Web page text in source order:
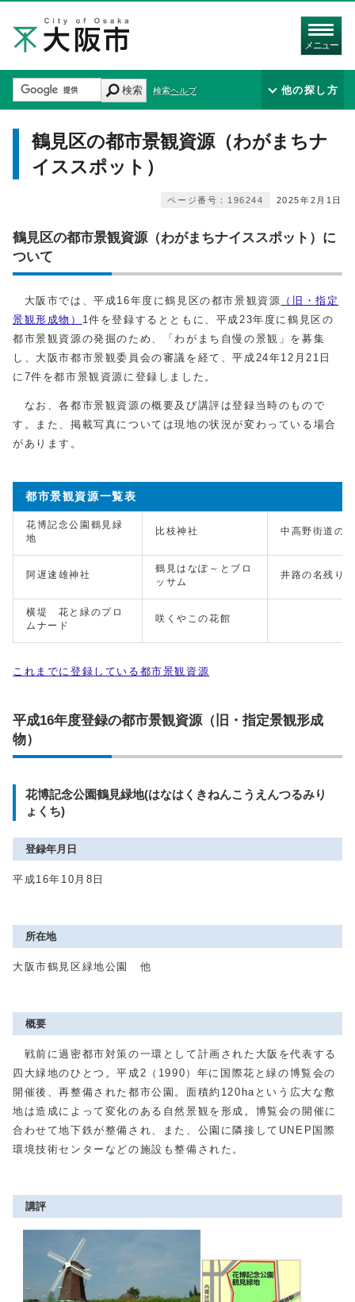
メニュー
検索 検索ヘルプ 他の探し方
鶴見区の都市景観資源（わがまちナ
イススポット）
2025年2月1日
ページ番号：196244
鶴見区の都市景観資源（わがまちナイススポット）に
ついて
大阪市では、平成16年度に鶴見区の都市景観資源 （旧・指定
景観形成物） 1件を登録するとともに、平成23年度に鶴見区の
都市景観資源の発掘のため、「わがまち自慢の景観」を募集
し、大阪市都市景観委員会の審議を経て、平成24年12月21日
に7件を都市景観資源に登録しました。
なお、各都市景観資源の概要及び講評は登録当時のもので
す。また、掲載写真については現地の状況が変わっている場合
があります。
都市景観資源一覧表
花博記念公園鶴見緑
地
比枝神社 中高野街道の
阿遅速雄神社
鶴見はなぽ～とブロ
ッサム
井路の名残り
横堤 花と緑のプロ
ムナード
咲くやこの花館
これまでに登録している都市景観資源
平成16年度登録の都市景観資源（旧・指定景観形成
物）
花博記念公園鶴見緑地(はなはくきねんこうえんつるみり
ょくち)
登録年月日
平成16年10月8日
所在地
大阪市鶴見区緑地公園 他
概要
戦前に過密都市対策の一環として計画された大阪を代表する
四大緑地のひとつ。平成2（1990）年に国際花と緑の博覧会の
開催後、再整備された都市公園。面積約120haという広大な敷
地は造成によって変化のある自然景観を形成。博覧会の開催に
合わせて地下鉄が整備され、また、公園に隣接してUNEP国際
環境技術センターなどの施設も整備された。
講評